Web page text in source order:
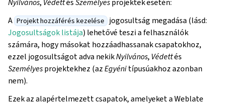
Nyilvános, VédettésSzemélyesprojektek esetén:
A Projekt hozzáférés kezelése jogosultság megadása (lásd:
Jogosultságok listája) lehetővé teszi a felhasználók
számára, hogy másokat hozzáadhassanak csapatokhoz,
ezzel jogosultságot adva nekikNyilvános, Védettés
Személyesprojektekhez (azEgyénitípusúakhoz azonban
nem).
Ezek az alapértelmezett csapatok, amelyeket a Weblate